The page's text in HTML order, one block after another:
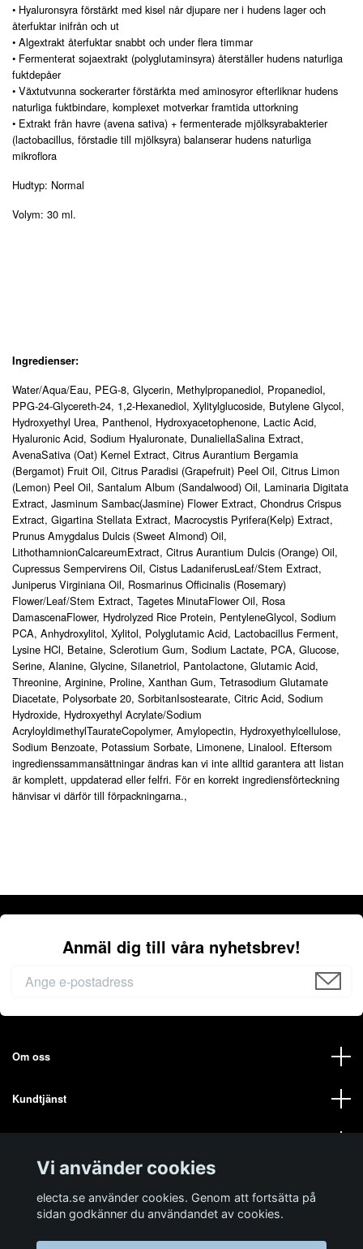
• Hyaluronsyra förstärkt med kisel når djupare ner i hudens lager och
återfuktar inifrån och ut
• Algextrakt återfuktar snabbt och under flera timmar
• Fermenterat sojaextrakt (polyglutaminsyra) återställer hudens naturliga
fuktdepåer
• Växtutvunna sockerarter förstärkta med aminosyror efterliknar hudens
naturliga fuktbindare, komplexet motverkar framtida uttorkning
• Extrakt från havre (avena sativa) + fermenterade mjölksyrabakterier
(lactobacillus, förstadie till mjölksyra) balanserar hudens naturliga
mikroflora
Hudtyp: Normal
Volym: 30 ml.
Ingredienser:
Water/Aqua/Eau, PEG-8, Glycerin, Methylpropanediol, Propanediol,
PPG-24-Glycereth-24, 1,2-Hexanediol, Xylitylglucoside, Butylene Glycol,
Hydroxyethyl Urea, Panthenol, Hydroxyacetophenone, Lactic Acid,
Hyaluronic Acid, Sodium Hyaluronate, DunaliellaSalina Extract,
AvenaSativa (Oat) Kernel Extract, Citrus Aurantium Bergamia
(Bergamot) Fruit Oil, Citrus Paradisi (Grapefruit) Peel Oil, Citrus Limon
(Lemon) Peel Oil, Santalum Album (Sandalwood) Oil, Laminaria Digitata
Extract, Jasminum Sambac(Jasmine) Flower Extract, Chondrus Crispus
Extract, Gigartina Stellata Extract, Macrocystis Pyrifera(Kelp) Extract,
Prunus Amygdalus Dulcis (Sweet Almond) Oil,
LithothamnionCalcareumExtract, Citrus Aurantium Dulcis (Orange) Oil,
Cupressus Sempervirens Oil, Cistus LadaniferusLeaf/Stem Extract,
Juniperus Virginiana Oil, Rosmarinus Officinalis (Rosemary)
Flower/Leaf/Stem Extract, Tagetes MinutaFlower Oil, Rosa
DamascenaFlower, Hydrolyzed Rice Protein, PentyleneGlycol, Sodium
PCA, Anhydroxylitol, Xylitol, Polyglutamic Acid, Lactobacillus Ferment,
Lysine HCl, Betaine, Sclerotium Gum, Sodium Lactate, PCA, Glucose,
Serine, Alanine, Glycine, Silanetriol, Pantolactone, Glutamic Acid,
Threonine, Arginine, Proline, Xanthan Gum, Tetrasodium Glutamate
Diacetate, Polysorbate 20, SorbitanIsostearate, Citric Acid, Sodium
Hydroxide, Hydroxyethyl Acrylate/Sodium
AcryloyldimethylTaurateCopolymer, Amylopectin, Hydroxyethylcellulose,
Sodium Benzoate, Potassium Sorbate, Limonene, Linalool. Eftersom
ingredienssammansättningar ändras kan vi inte alltid garantera att listan
är komplett, uppdaterad eller felfri. För en korrekt ingrediensförteckning
hänvisar vi därför till förpackningarna.,
Anmäl dig till våra nyhetsbrev!
Om oss
Kundtjänst
Vi använder cookies
electa.se använder cookies. Genom att fortsätta på
sidan godkänner du användandet av cookies.